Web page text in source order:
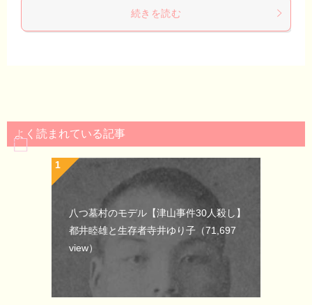
続きを読む
よく読まれている記事
八つ墓村のモデル【津山事件30人殺し】
都井睦雄と生存者寺井ゆり子 （71,697
view）